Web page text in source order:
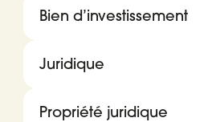
Bien d’investissement
Juridique
Propriété juridique